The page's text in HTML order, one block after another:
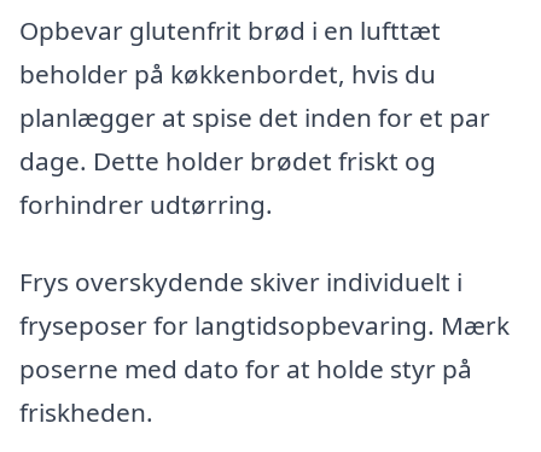
Opbevar glutenfrit brød i en lufttæt
beholder på køkkenbordet, hvis du
planlægger at spise det inden for et par
dage. Dette holder brødet friskt og
forhindrer udtørring.
Frys overskydende skiver individuelt i
fryseposer for langtidsopbevaring. Mærk
poserne med dato for at holde styr på
friskheden.